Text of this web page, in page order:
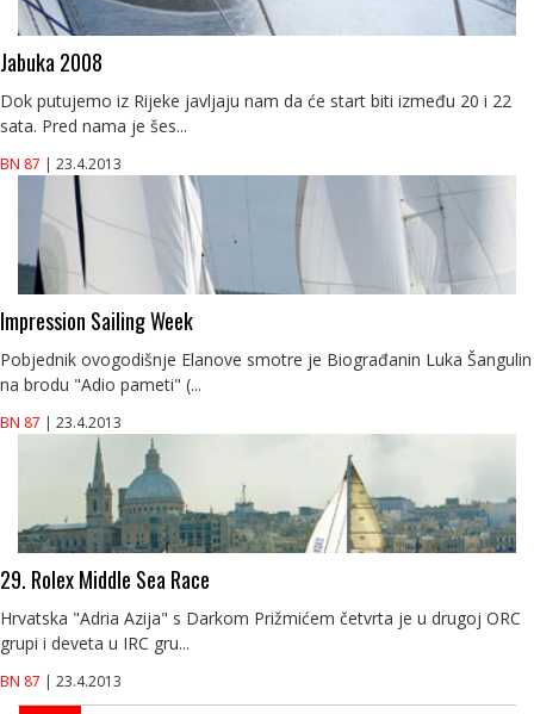
Jabuka 2008
Dok putujemo iz Rijeke javljaju nam da će start biti između 20 i 22
sata. Pred nama je šes...
BN 87 | 23.4.2013
Impression Sailing Week
Pobjednik ovogodišnje Elanove smotre je Biograđanin Luka Šangulin
na brodu "Adio pameti" (...
BN 87 | 23.4.2013
29. Rolex Middle Sea Race
Hrvatska "Adria Azija" s Darkom Prižmićem četvrta je u drugoj ORC
grupi i deveta u IRC gru...
BN 87 | 23.4.2013